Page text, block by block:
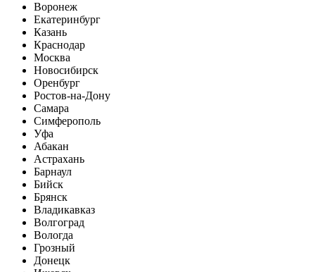
Воронеж
Екатеринбург
Казань
Краснодар
Москва
Новосибирск
Оренбург
Ростов-на-Дону
Самара
Симферополь
Уфа
Абакан
Астрахань
Барнаул
Бийск
Брянск
Владикавказ
Волгоград
Вологда
Грозный
Донецк